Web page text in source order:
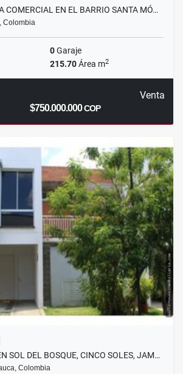
COMERCIAL EN EL BARRIO SANTA MÓ…
Colombia
0Garaje
215.70Área m2
Venta
$750.000.000COP
SOL DEL BOSQUE, CINCO SOLES, JAM…
Colombia